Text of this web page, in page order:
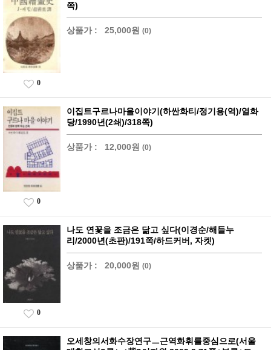
쪽)
상품가 : 25,000원 (0)
0
이집트구르나마을이야기(하싼화티/정기용(역)/열화
당/1990년(2쇄)/318쪽)
상품가 : 12,000원 (0)
0
나도 연꽃을 조금은 닮고 싶다(이경순/해들누
리/2000년(초판)/191쪽/하드커버, 자켓)
상품가 : 20,000원 (0)
0
오세창의서화수장연구ㅡ근역화휘를중심으로(서울